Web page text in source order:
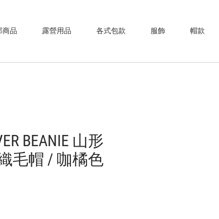
商品 露營用品 各式包款 服飾 帽款
BEANIE 山形
毛帽 / 咖橘色